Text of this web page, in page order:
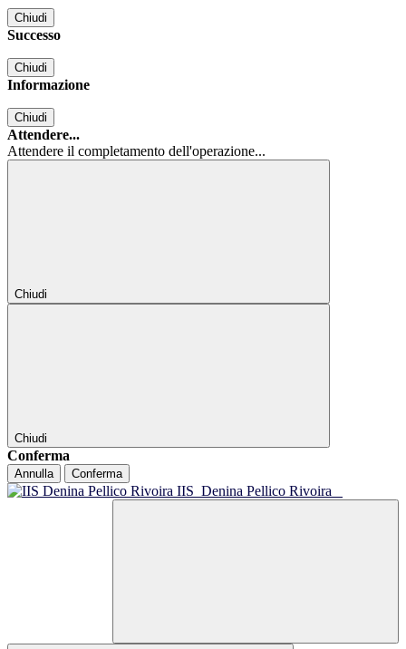
Chiudi
Successo
Chiudi
Informazione
Chiudi
Attendere...
Attendere il completamento dell'operazione...
Chiudi
Chiudi
Conferma
Annulla Conferma
IIS Denina Pellico Rivoira